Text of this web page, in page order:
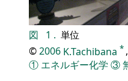
図 1 . 単位
©2006 K.Tachibana * ,
① エネルギー化学 ③